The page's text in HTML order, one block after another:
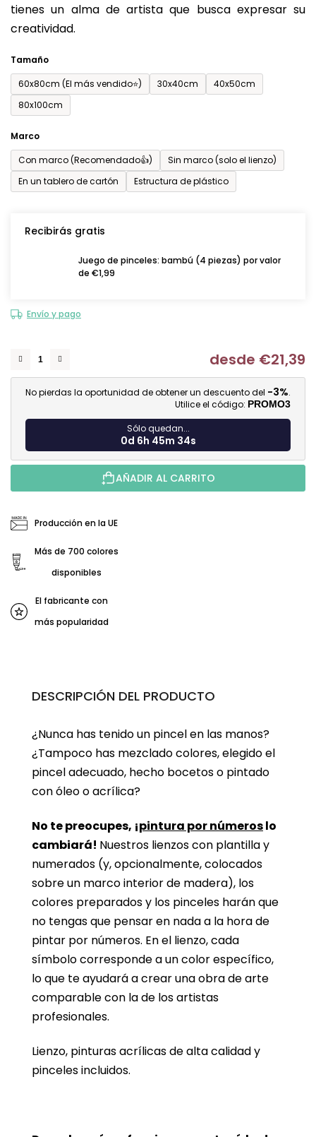
tienes un alma de artista que busca expresar su
creatividad.
Tamaño
60x80cm (El más vendido⭐)
30x40cm
40x50cm
80x100cm
Marco
Con marco (Recomendado👍)
Sin marco (solo el lienzo)
En un tablero de cartón
Estructura de plástico
Recibirás gratis
Juego de pinceles: bambú (4 piezas) por valor
de €1,99
Envío y pago
desde €21,39
No pierdas la oportunidad de obtener un descuento del -3%.
Utilice el código: PROMO3
Sólo quedan...
0d 6h 45m 33s
AÑADIR AL CARRITO
Producción en la UE
Más de 700 colores
disponibles
El fabricante con
más popularidad
DESCRIPCIÓN DEL PRODUCTO
¿Nunca has tenido un pincel en las manos?
¿Tampoco has mezclado colores, elegido el
pincel adecuado, hecho bocetos o pintado
con óleo o acrílica?
No te preocupes, ¡pintura por númeroslo
cambiará! Nuestros lienzos con plantilla y
numerados (y, opcionalmente, colocados
sobre un marco interior de madera), los
colores preparados y los pinceles harán que
no tengas que pensar en nada a la hora de
pintar por números. En el lienzo, cada
símbolo corresponde a un color específico,
lo que te ayudará a crear una obra de arte
comparable con la de los artistas
profesionales.
Lienzo, pinturas acrílicas de alta calidad y
pinceles incluidos.